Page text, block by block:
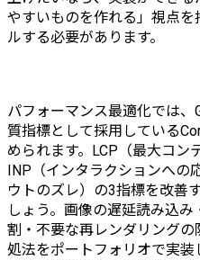
やすいものを作れる」視点を
ルする必要があります。
パフォーマンス最適化では、
質指標として採用している
められます。LCP（最大コン
INP（インタラクションへの
ウトのズレ）の3指標を改善
しょう。画像の遅延読み込
割・不要な再レンダリング
処法をポートフォリオで実